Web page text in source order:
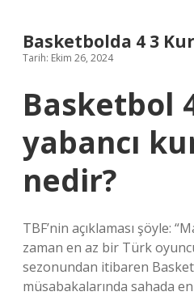
Basketbolda 4 3
Tarih: Ekim 26, 2024
Basketbol
yabancı
nedir?
TBF’nin açıklaması şöyle:
zaman en az bir Türk
sezonundan itibaren
müsabakalarında sahada